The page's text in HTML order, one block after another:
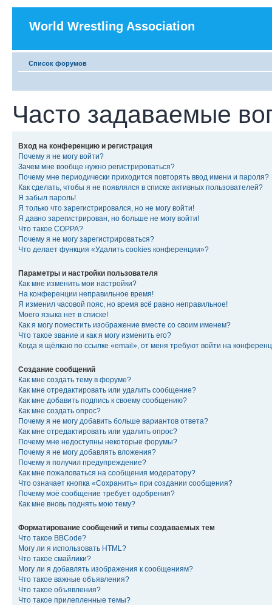
World Wrestling Association
Список форумов
Часто задаваемые
Вход на конференцию и регистрация
Почему я не могу войти?
Зачем мне вообще нужно регистрироваться?
Почему мне периодически приходится повторять ввод имени и пароля?
Как сделать, чтобы я не появлялся в списке активных пользователей?
Я забыл пароль!
Я только что зарегистрировался, но не могу войти!
Я давно зарегистрирован, но больше не могу войти!
Что такое COPPA?
Почему я не могу зарегистрироваться?
Что делает функция «Удалить cookies конференции»?
Параметры и настройки пользователя
Как мне изменить мои настройки?
На конференции неправильное время!
Я изменил часовой пояс, но время всё равно неправильное!
Моего языка нет в списке!
Как я могу поместить изображение вместе со своим именем?
Что такое звание и как я могу изменить его?
Когда я щёлкаю по ссылке «email», от меня требуют войти на
Создание сообщений
Как мне создать тему в форуме?
Как мне отредактировать или удалить сообщение?
Как мне добавить подпись к своему сообщению?
Как мне создать опрос?
Почему я не могу добавить больше вариантов ответа?
Как мне отредактировать или удалить опрос?
Почему мне недоступны некоторые форумы?
Почему я не могу добавлять вложения?
Почему я получил предупреждение?
Как мне пожаловаться на сообщения модератору?
Что означает кнопка «Сохранить» при создании сообщения?
Почему моё сообщение требует одобрения?
Как мне вновь поднять мою тему?
Форматирование сообщений и типы создаваемых тем
Что такое BBCode?
Могу ли я использовать HTML?
Что такое смайлики?
Могу ли я добавлять изображения к сообщениям?
Что такое важные объявления?
Что такое объявления?
Что такое прилепленные темы?